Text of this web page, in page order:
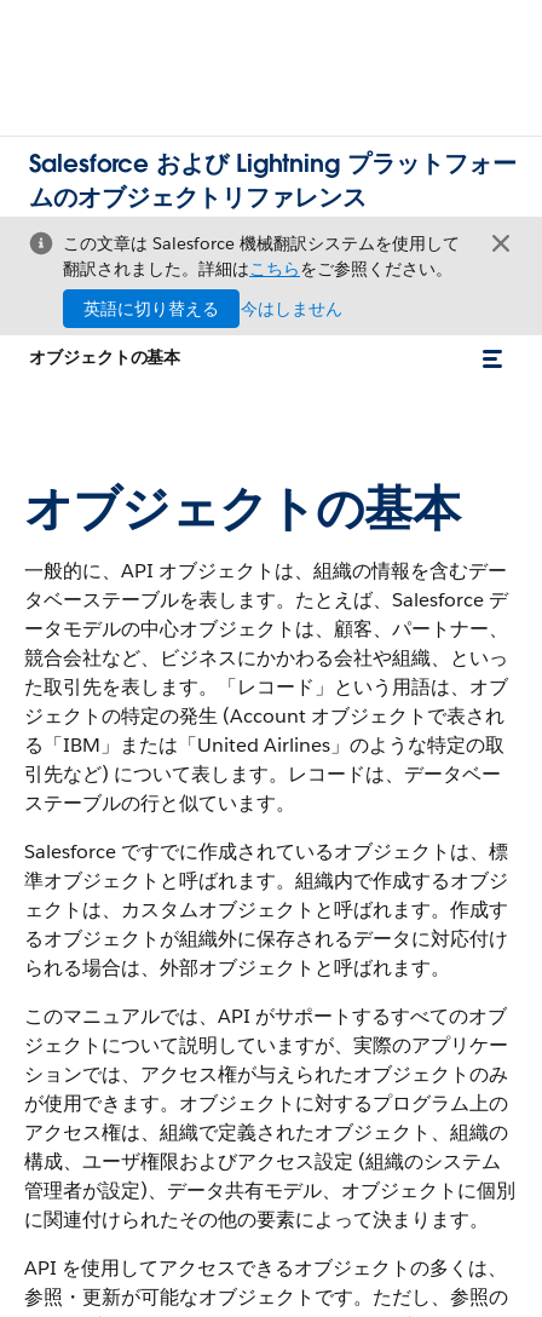
Salesforce および Lightning プラットフォー
ムのオブジェクトリファレンス
この文章は Salesforce 機械翻訳システムを使用して
翻訳されました。詳細はこちらをご参照ください。
英語に切り替える
今はしません
オブジェクトの基本
オブジェクトの基本
一般的に、API オブジェクトは、組織の情報を含むデー
タベーステーブルを表します。たとえば、Salesforce デ
ータモデルの中心オブジェクトは、顧客、パートナー、
競合会社など、ビジネスにかかわる会社や組織、といっ
た取引先を表します。
「レコード」という用語は、オブ
ジェクトの特定の発生 (Account オブジェクトで表され
る「IBM」または「United Airlines」のような特定の取
引先など) について表します。 レコードは、データベー
ステーブルの行と似ています。
Salesforce ですでに作成されているオブジェクトは、標
準オブジェクトと呼ばれます。組織内で作成するオブジ
ェクトは、カスタムオブジェクトと呼ばれます。 作成す
るオブジェクトが組織外に保存されるデータに対応付け
られる場合は、外部オブジェクトと呼ばれます。
このマニュアルでは、API がサポートするすべてのオブ
ジェクトについて説明していますが、実際のアプリケー
ションでは、アクセス権が与えられたオブジェクトのみ
が使用できます。オブジェクトに対するプログラム上の
アクセス権は、組織で定義されたオブジェクト、組織の
構成、ユーザ権限およびアクセス設定 (組織のシステム
管理者が設定)、データ共有モデル、オブジェクトに個別
に関連付けられたその他の要素によって決まります。
API を使用してアクセスできるオブジェクトの多くは、
参照・更新が可能なオブジェクトです。ただし、参照の